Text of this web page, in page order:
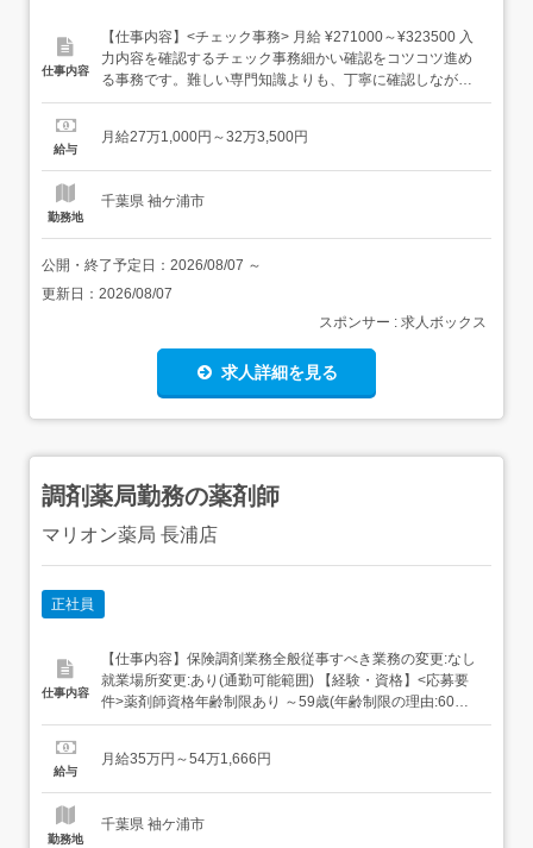
仕事内容
【仕事内容】<チェック事務> 月給 ¥271000～¥323500 入
力内容を確認するチェック事務細かい確認をコツコツ進め
る事務です。難しい専門知識よりも、丁寧に確認しながら
進める姿勢を大切にしています。<仕事内容> 申込内容の確
修・マニュアルあり PC入力から少しずつスタート 20代・
給与
月給27万1,000円～32万3,500円
勤務地
千葉県 袖ケ浦市
公開・終了予定日： 2026/08/07 ～
更新日： 2026/08/07
スポンサー : 求人ボックス
求人詳細を見る
調剤薬局勤務の薬剤師
マリオン薬局 長浦店
正社員
仕事内容
【仕事内容】保険調剤業務全般従事すべき業務の変更:なし
就業場所変更:あり(通勤可能範囲) 【経験・資格】<応募要
件>薬剤師資格年齢制限あり ～59歳(年齢制限の理由:60歳
定年のため)大学以上経験不問 【給与】月給 350,000円 〜
444,244円・固定残業代 44,643円～97,422円/月20～30
給与
月給35万円～54万1,666円
勤務地
千葉県 袖ケ浦市